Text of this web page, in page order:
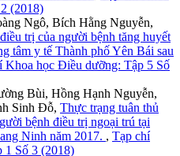
(2018)
Ngô, Bích Hằng Nguyễn,
trị của người bệnh tăng huyết
tâm y tế Thành phố Yên Bái sau
Khoa học Điều dưỡng: Tập 5 Số
Bùi, Hồng Hạnh Nguyễn,
Sinh Đỗ, Thực trạng tuân thủ
bệnh điều trị ngoại trú tại
Ninh năm 2017. , Tạp chí
1 Số 3 (2018)